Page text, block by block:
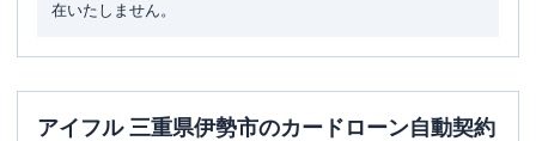
在いたしません。
アイフル 三重県伊勢市のカードローン自動契約